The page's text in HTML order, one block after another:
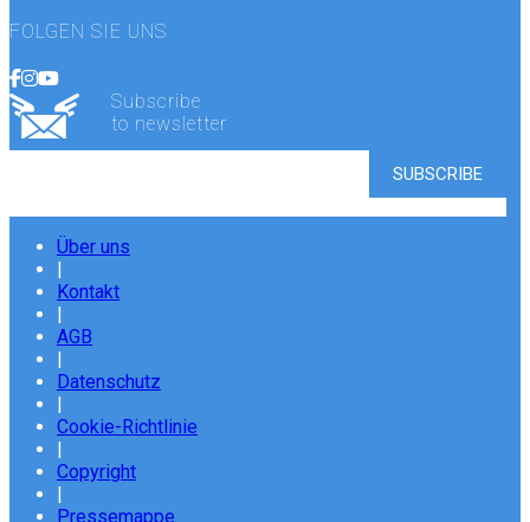
FOLGEN SIE UNS
Subscribe
to newsletter
Über uns
|
Kontakt
|
AGB
|
Datenschutz
|
Cookie-Richtlinie
|
Copyright
|
Pressemappe